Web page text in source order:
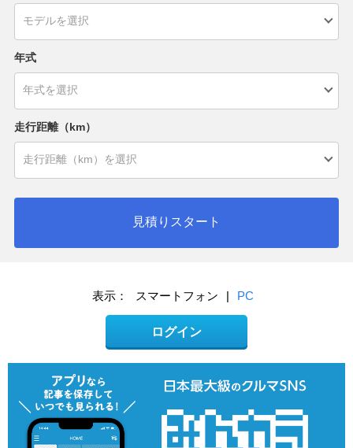
年式
走行距離（km）
見積りスタート
表示： スマートフォン | PC
ログイン